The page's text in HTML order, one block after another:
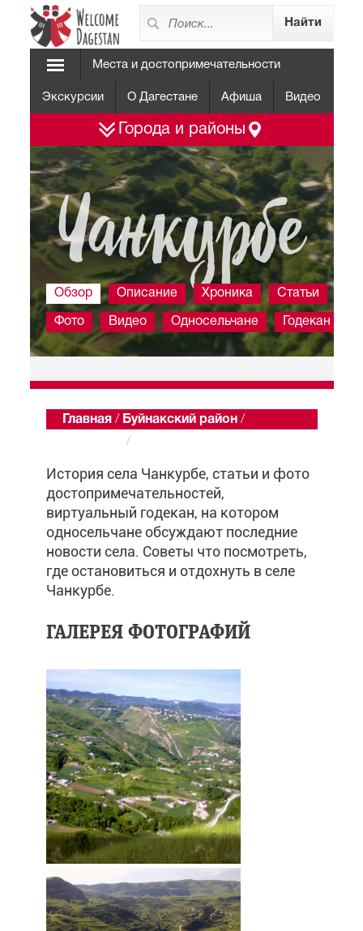
Места и достопримечательности
Экскурсии О Дагестане Афиша Видео
Города и районы
Чанкурбе
Обзор Описание Хроника Статьи
Фото Видео Односельчане Годекан
Главная / Буйнакский район /
/
История села Чанкурбе, статьи и фото
достопримечательностей,
виртуальный годекан, на котором
односельчане обсуждают последние
новости села. Советы что посмотреть,
где остановиться и отдохнуть в селе
Чанкурбе.
ГАЛЕРЕЯ ФОТОГРАФИЙ